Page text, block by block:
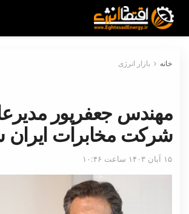
خانه بازار انرژی
مهندس جعفرپور
شرکت مخابرات
۱۵ آبان ۱۴۰۳ ساعت ۱۰:۴۶